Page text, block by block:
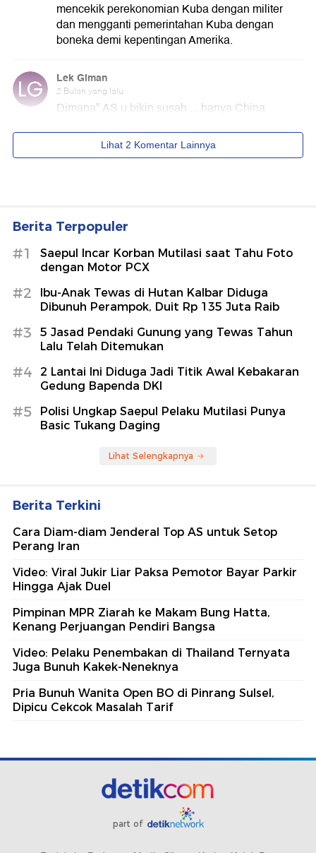
Berita Terpopuler
#1
Saepul Incar Korban Mutilasi saat Tahu Foto
dengan Motor PCX
#2
Ibu-Anak Tewas di Hutan Kalbar Diduga
Dibunuh Perampok, Duit Rp 135 Juta Raib
#3
5 Jasad Pendaki Gunung yang Tewas Tahun
Lalu Telah Ditemukan
#4
2 Lantai Ini Diduga Jadi Titik Awal Kebakaran
Gedung Bapenda DKI
#5
Polisi Ungkap Saepul Pelaku Mutilasi Punya
Basic Tukang Daging
Lihat Selengkapnya
Berita Terkini
Cara Diam-diam Jenderal Top AS untuk Setop
Perang Iran
Video: Viral Jukir Liar Paksa Pemotor Bayar Parkir
Hingga Ajak Duel
Pimpinan MPR Ziarah ke Makam Bung Hatta,
Kenang Perjuangan Pendiri Bangsa
Video: Pelaku Penembakan di Thailand Ternyata
Juga Bunuh Kakek-Neneknya
Pria Bunuh Wanita Open BO di Pinrang Sulsel,
Dipicu Cekcok Masalah Tarif
part of